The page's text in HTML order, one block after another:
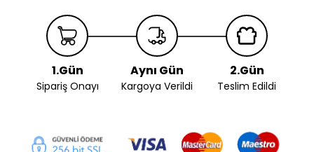
1.Gün
Sipariş Onayı
Aynı Gün
Kargoya Verildi
2.Gün
Teslim Edildi